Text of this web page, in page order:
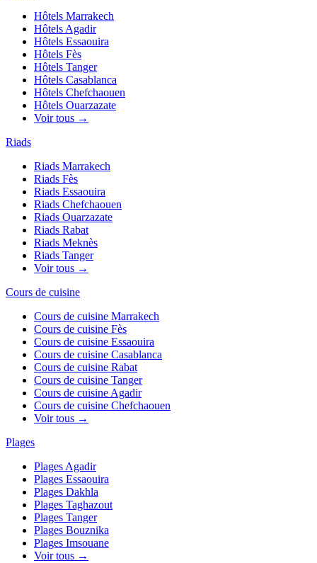
Hôtels Marrakech
Hôtels Agadir
Hôtels Essaouira
Hôtels Fès
Hôtels Tanger
Hôtels Casablanca
Hôtels Chefchaouen
Hôtels Ouarzazate
Voir tous →
Riads
Riads Marrakech
Riads Fès
Riads Essaouira
Riads Chefchaouen
Riads Ouarzazate
Riads Rabat
Riads Meknès
Riads Tanger
Voir tous →
Cours de cuisine
Cours de cuisine Marrakech
Cours de cuisine Fès
Cours de cuisine Essaouira
Cours de cuisine Casablanca
Cours de cuisine Rabat
Cours de cuisine Tanger
Cours de cuisine Agadir
Cours de cuisine Chefchaouen
Voir tous →
Plages
Plages Agadir
Plages Essaouira
Plages Dakhla
Plages Taghazout
Plages Tanger
Plages Bouznika
Plages Imsouane
Voir tous →